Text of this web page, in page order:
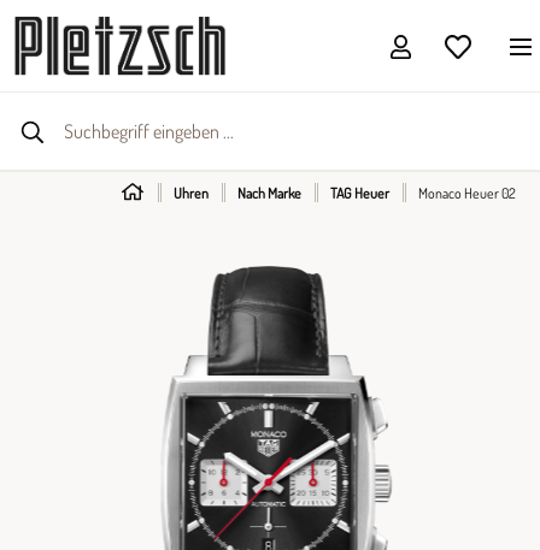
Uhren Nach Marke TAG Heuer Monaco Heuer 02